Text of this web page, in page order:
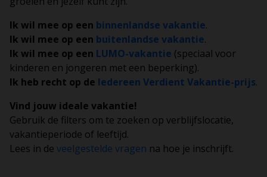
Ik wil mee op een binnenlandse vakantie.
Ik wil mee op een buitenlandse vakantie.
Ik wil mee op een LUMO-vakantie (speciaal voor
kinderen en jongeren met een beperking).
Ik heb recht op de Iedereen Verdient Vakantie-prijs.
Vind jouw ideale vakantie!
Gebruik de filters om te zoeken op verblijfslocatie,
vakantieperiode of leeftijd.
Lees in de veelgestelde vragen na hoe je inschrijft.